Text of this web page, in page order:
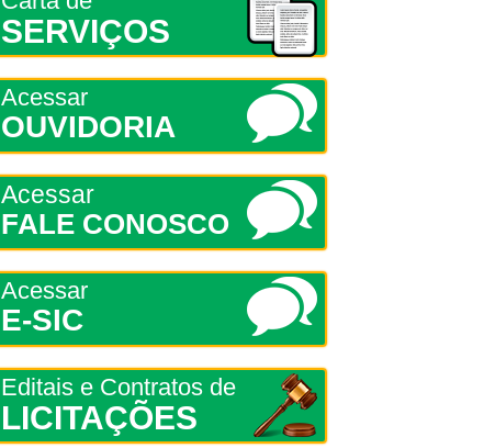
SERVIÇOS
Acessar
OUVIDORIA
Acessar
FALE CONOSCO
Acessar
E-SIC
Editais e Contratos de
LICITAÇÕES